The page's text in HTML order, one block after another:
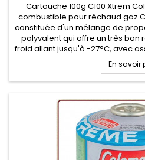
Cartouche 100g C100 Xtrem
combustible pour réchaud gaz
constituée d'un mélange de
polyvalent qui offre un très bon
froid allant jusqu'à -27°C, avec
température est largement
sécurisé
En savoir